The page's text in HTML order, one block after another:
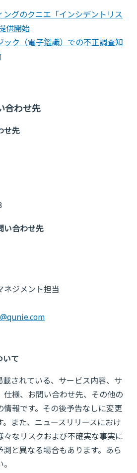
ングのクニエ「インシデントリス
供開始
ック（電子鑑識）での不正調査知
合わせ先
せ先
い合わせ先
ネジメント担当
いて
載されている、サービス内容、サ
仕様、お問い合わせ先、その他の
報です。その後予告なしに変更
。また、ニュースリリースにおけ
々なリスクおよび不確実な事実に
と異なる場合もあります。あら